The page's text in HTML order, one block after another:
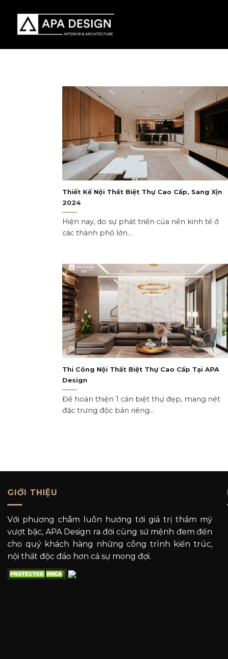
content
Thiết Kế Nội Thất Biệt Thự Cao Cấp, Sang Xịn
2024
Hiện nay, do sự phát triển của nền kinh tế ở
các thành phố lớn...
Thi Công Nội Thất Biệt Thự Cao Cấp Tại APA
Design
Để hoàn thiện 1 căn biệt thự đẹp, mang nét
đặc trưng độc bản riêng...
GIỚI THIỆU
Với phương châm luôn hướng tới giá trị thẩm mỹ
vượt bậc, APA Design ra đời cùng sứ mệnh đem đến
cho quý khách hàng những công trình kiến trúc,
nội thất độc đáo hơn cả sự mong đợi.